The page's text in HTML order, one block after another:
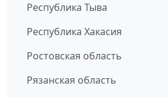
Республика Тыва
Республика Хакасия
Ростовская область
Рязанская область